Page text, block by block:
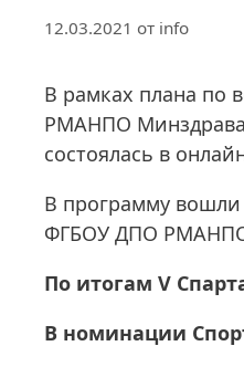
12.03.2021 от info
В рамках плана по
РМАНПО Минздрава
состоялась в
В программу
ФГБОУ ДПО
По итогам V
В номинации